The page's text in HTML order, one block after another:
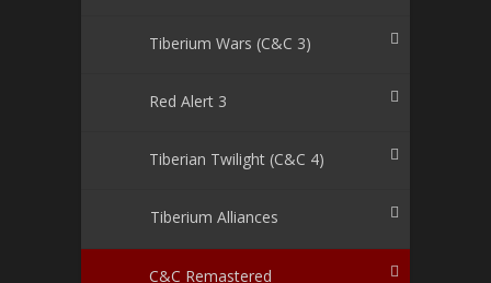
Tiberium Wars (C&C 3)
Red Alert 3
Tiberian Twilight (C&C 4)
Tiberium Alliances
C&C Remastered